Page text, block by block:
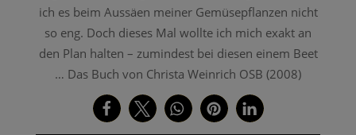
ich es beim Aussäen meiner Gemüsepflanzen nicht
so eng. Doch dieses Mal wollte ich mich exakt an
den Plan halten – zumindest bei diesen einem Beet
… Das Buch von Christa Weinrich OSB (2008)